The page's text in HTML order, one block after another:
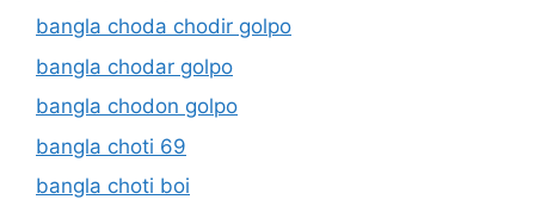
bangla choda chodir golpo
bangla chodar golpo
bangla chodon golpo
bangla choti 69
bangla choti boi